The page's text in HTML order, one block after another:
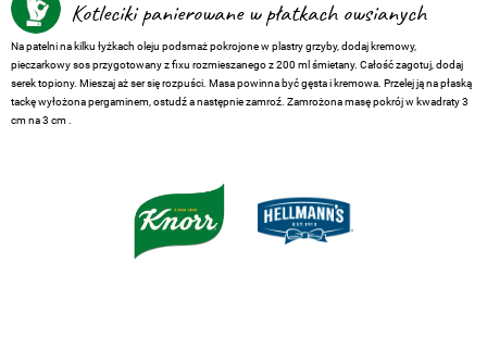
Kotleciki panierowane w płatkach owsianych
Na patelni na kilku łyżkach oleju podsmaż pokrojone w plastry grzyby, dodaj kremowy,
pieczarkowy sos przygotowany z fixu rozmieszanego z 200 ml śmietany. Całość zagotuj, dodaj
serek topiony. Mieszaj aż ser się rozpuści. Masa powinna być gęsta i kremowa. Przelej ją na płaską
tackę wyłożona pergaminem, ostudź a następnie zamroź. Zamrożona masę pokrój w kwadraty 3
cm na 3 cm .